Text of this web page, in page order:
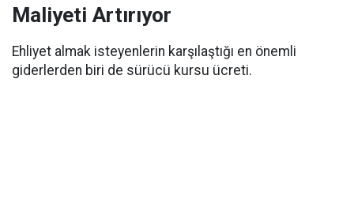
Maliyeti Artırıyor
Ehliyet almak isteyenlerin karşılaştığı en önemli
giderlerden biri de sürücü kursu ücreti.